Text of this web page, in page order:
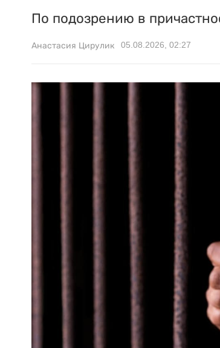
По подозрению в
Анастасия Цирулик 05.08.2026, 02:27